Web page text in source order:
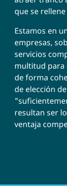
que se
Estamos en
empresas,
servicios
multitud para
de forma
de elección
resultan ser
ventaja